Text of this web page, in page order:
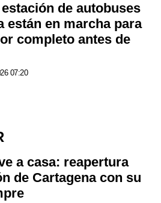
de autobuses
están en marcha para
completo antes de
07:20
a casa: reapertura
de Cartagena con su